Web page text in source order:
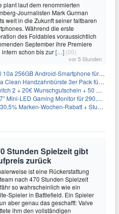
plant laut dem renommierten
Journalisten Mark Gurman
weit in die Zukunft seiner faltbaren
Während die erste
des Foldables voraussichtlich
September ihre Premiere
schon bis zur[…] (00)
vor 5 Stunden
256GB Android-Smartphone für 449€
Handzahnbürste 3er Pack für 1,25€
+ 50 GB 5G + Alles-Flat im Vodafone-Netz für 19,99€/Monat – eff. 1,03€/Monat
LED Gaming Monitor für 290,85€ – 180Hz, HDR1000
Wochen-Rabatt + Stubai Funktionsshorts für 34,74€
Stunden Spielzeit gibt
zurück
ist eine Rückerstattung
nach 470 Stunden Spielzeit
so wahrscheinlich wie ein
Spieler in Battlefield. Ein Spieler
aber genau das geschafft: Valve
ihm den vollständigen